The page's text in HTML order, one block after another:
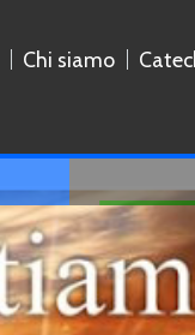
Chi siamo